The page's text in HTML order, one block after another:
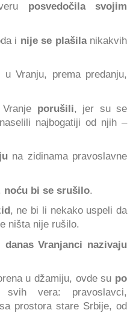
posvedočila svojim
i nije se plašila nikakvih
Vranju, prema predanju,
porušili, jer su se
najbogatiji od njih –
na zidinama pravoslavne
noću bi se srušilo.
, ne bi li nekako uspeli da
ništa nije rušilo.
danas Vranjanci nazivaju
u džamiju, ovde su po
svih vera: pravoslavci,
prostora stare Srbije, od